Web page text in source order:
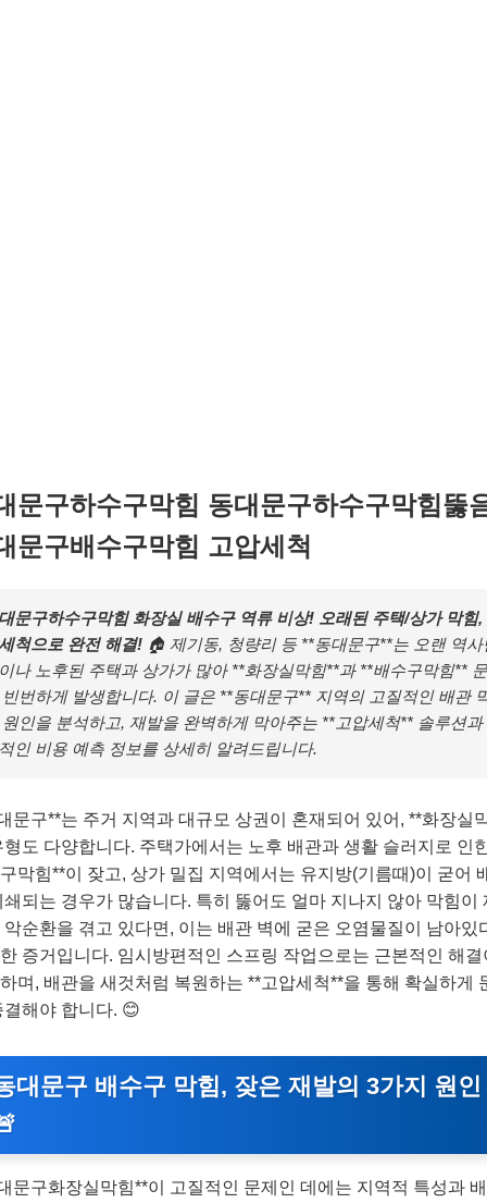
문구하수구막힘 동대문구하수구막힘뚫
문구배수구막힘 고압세척
문구하수구막힘 화장실 배수구 역류 비상! 오래된 주택/상가 막힘,
척으로 완전 해결! 🏠 제기동, 청량리 등 **동대문구**는 오랜 역사
나 노후된 주택과 상가가 많아 **화장실막힘**과 **배수구막힘**
번하게 발생합니다. 이 글은 **동대문구** 지역의 고질적인 배관
인을 분석하고, 재발을 완벽하게 막아주는 **고압세척** 솔루션과
인 비용 예측 정보를 상세히 알려드립니다.
문구**는 주거 지역과 대규모 상권이 혼재되어 있어, **화장실
형도 다양합니다. 주택가에서는 노후 배관과 생활 슬러지로 인
막힘**이 잦고, 상가 밀집 지역에서는 유지방(기름때)이 굳어
쇄되는 경우가 많습니다. 특히 뚫어도 얼마 지나지 않아 막힘이
악순환을 겪고 있다면, 이는 배관 벽에 굳은 오염물질이 남아있
증거입니다. 임시방편적인 스프링 작업으로는 근본적인 해결
며, 배관을 새것처럼 복원하는 **고압세척**을 통해 확실하게
결해야 합니다. 😊
대문구 배수구 막힘, 잦은 재발의 3가지 원인
문구화장실막힘**이 고질적인 문제인 데에는 지역적 특성과